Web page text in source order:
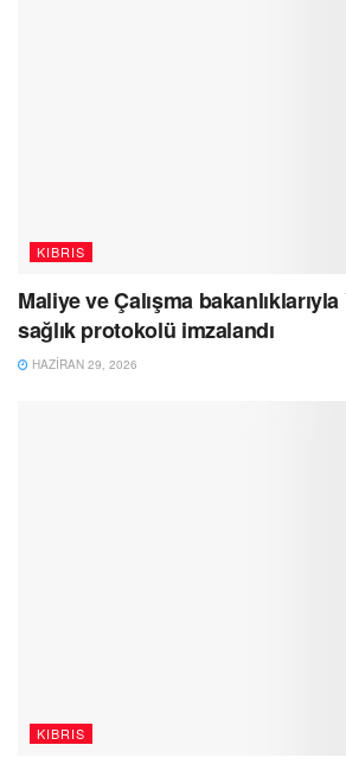
KIBRIS
Maliye ve Çalışma
sağlık protokolü imzalandı
HAZIRAN 29, 2026
KIBRIS